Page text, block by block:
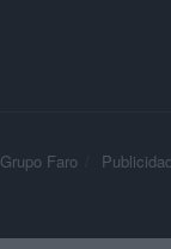
Grupo Faro Publicidad